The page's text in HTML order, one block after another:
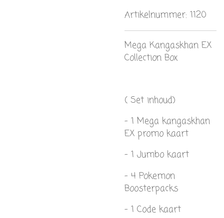
Artikelnummer: 1120
Mega Kangaskhan EX
Collection Box
( Set inhoud)
- 1 Mega kangaskhan
EX promo kaart
- 1 Jumbo kaart
- 4 Pokemon
Boosterpacks
- 1 Code kaart